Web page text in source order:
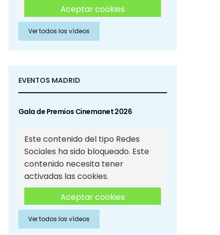
Aceptar cookies
Aceptar cookies de Redes
Sociales
Ver todos los vídeos
EVENTOS MADRID
Gala de Premios Cinemanet 2026
Este contenido del tipo Redes
Sociales ha sido bloqueado. Este
contenido necesita tener
activadas las cookies.
Aceptar cookies
Aceptar cookies de Redes
Sociales
Ver todos los vídeos